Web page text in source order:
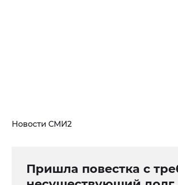
Новости СМИ2
Пришла повестка с